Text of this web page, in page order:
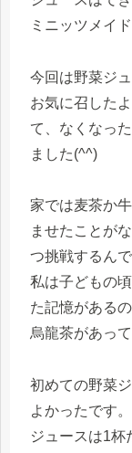
ミニッツメイ
今回は野菜ジ
お気に召した
て、なくなっ
ました(^^)
家では麦茶か
ませたことが
つ挑戦するん
私は子どもの
た記憶がある
烏龍茶があっ
初めての野菜
よかったです。
ジュースは1杯